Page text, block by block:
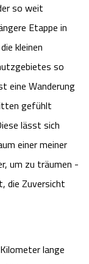
so weit
Etappe in
kleinen
so
eine Wanderung
gefühlt
lässt sich
einer meiner
um zu träumen -
die Zuversicht
lange